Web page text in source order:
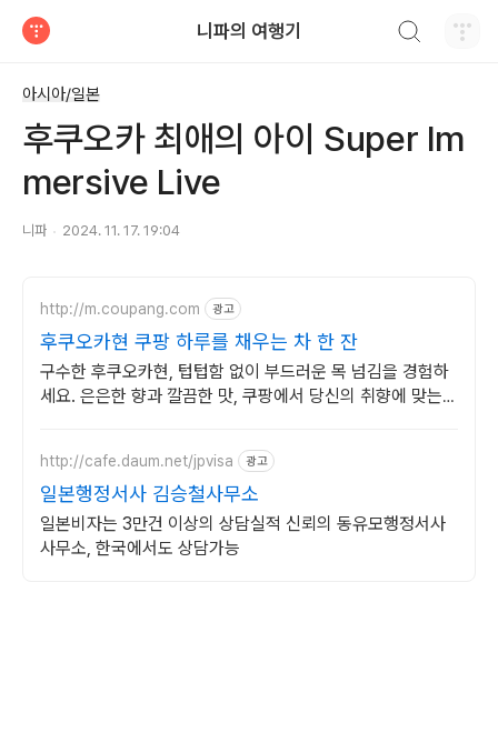
니파의 여행기
아시아/일본
후쿠오카 최애의 아이 Super Im
mersive Live
니파 2024. 11. 17. 19:04
http://m.coupang.com 광고
후쿠오카현 쿠팡 하루를 채우는 차 한 잔
구수한 후쿠오카현, 텁텁함 없이 부드러운 목 넘김을 경험하
세요. 은은한 향과 깔끔한 맛, 쿠팡에서 당신의 취향에 맞는
http://cafe.daum.net/jpvisa 광고
일본행정서사 김승철사무소
일본비자는 3만건 이상의 상담실적 신뢰의 동유모행정서사
사무소, 한국에서도 상담가능